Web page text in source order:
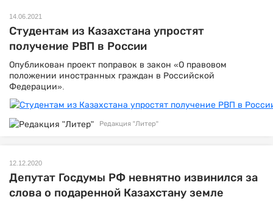
14.06.2021
Студентам из Казахстана упростят
получение РВП в России
Опубликован проект поправок в закон «О правовом
положении иностранных граждан в Российской
Федерации».
Редакция "Литер"
12.12.2020
Депутат Госдумы РФ невнятно извинился за
слова о подаренной Казахстану земле